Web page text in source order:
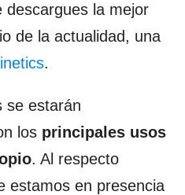
descargues la mejor
de la actualidad, una
.
se estarán
los principales usos
. Al respecto
estamos en presencia